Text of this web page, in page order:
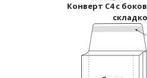
Конверт С4 с